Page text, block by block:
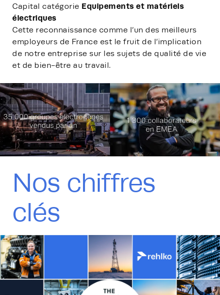
Capital catégorie Equipements et matériels
électriques
Cette reconnaissance comme l’un des meilleurs
employeurs de France est le fruit de l’implication
de notre entreprise sur les sujets de qualité de vie
et de bien-être au travail.
Nos chiffres
clés